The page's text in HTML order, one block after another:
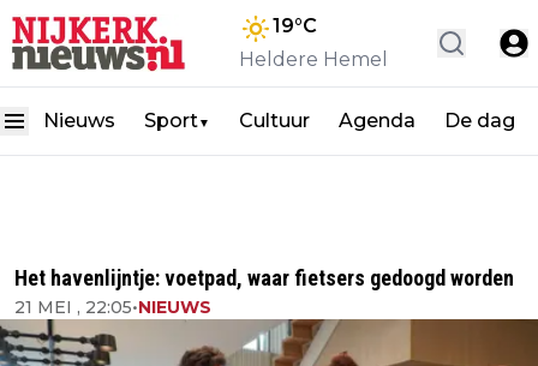
19°C
Heldere Hemel
Nieuws Sport▼ Cultuur Agenda De dag
Het havenlijntje: voetpad, waar fietsers gedoogd worden
21 MEI , 22:05•NIEUWS